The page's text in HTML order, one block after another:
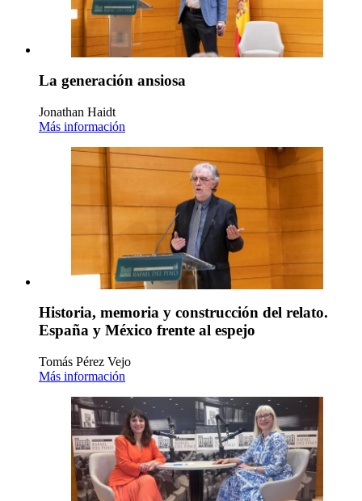
La generación ansiosa
Jonathan Haidt
Más información
Historia, memoria y construcción del relato.
España y México frente al espejo
Tomás Pérez Vejo
Más información